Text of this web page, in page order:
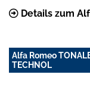
Details zum
Alfa Romeo
TECHNOL